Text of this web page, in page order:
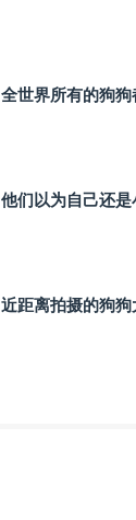
全世界所有的狗狗
他们以为自己还是
近距离拍摄的狗狗